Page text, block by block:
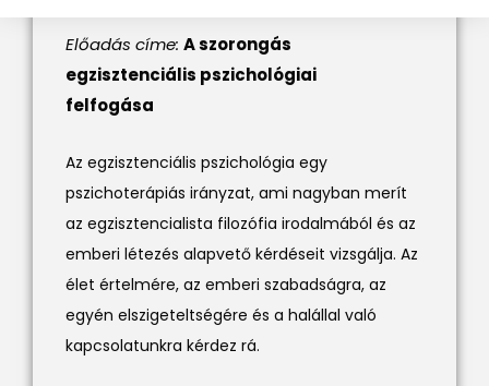
Előadás címe: A szorongás
egzisztenciális pszichológiai
felfogása
Az egzisztenciális pszichológia egy
pszichoterápiás irányzat, ami nagyban merít
az egzisztencialista filozófia irodalmából és az
emberi létezés alapvető kérdéseit vizsgálja. Az
élet értelmére, az emberi szabadságra, az
egyén elszigeteltségére és a halállal való
kapcsolatunkra kérdez rá.